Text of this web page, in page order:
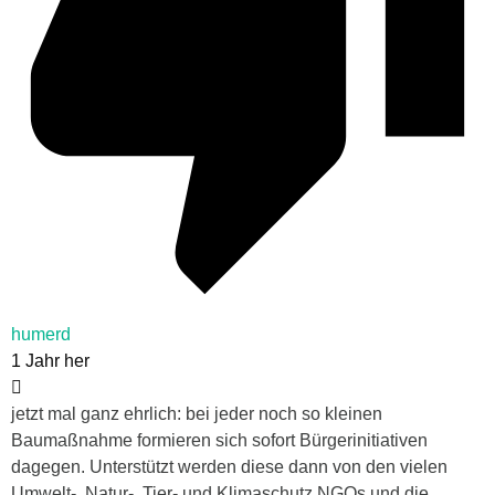
humerd
1 Jahr her
jetzt mal ganz ehrlich: bei jeder noch so kleinen
Baumaßnahme formieren sich sofort Bürgerinitiativen
dagegen. Unterstützt werden diese dann von den vielen